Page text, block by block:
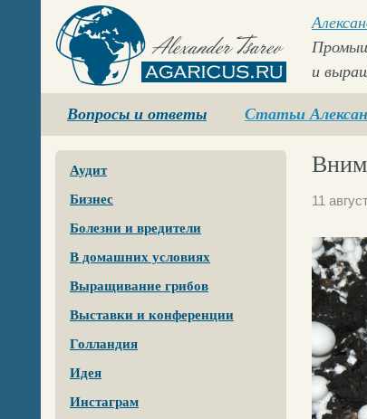
Agaricus.ru
и
Вопросы и ответы Статьи
Аудит
Бизнес
Болезни и вредители
В домашних условиях
Выращивание грибов
Выставки и конференции
Голландия
Идея
Инстаграм
11